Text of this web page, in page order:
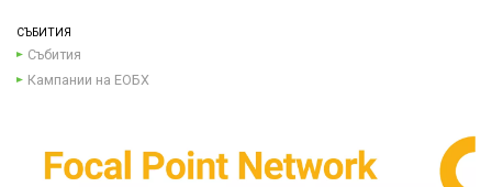
СЪБИТИЯ
Събития
Кампании на ЕОБХ